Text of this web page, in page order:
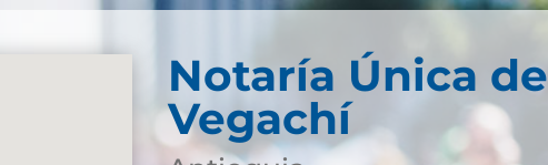
Notaría Única de
Vegachí